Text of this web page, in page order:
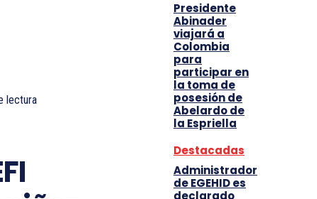
lectura
Presidente
Abinader
viajará a
Colombia
para
participar en
la toma de
posesión de
Abelardo de
la Espriella
Destacadas
Administrador
de EGEHID es
declarado